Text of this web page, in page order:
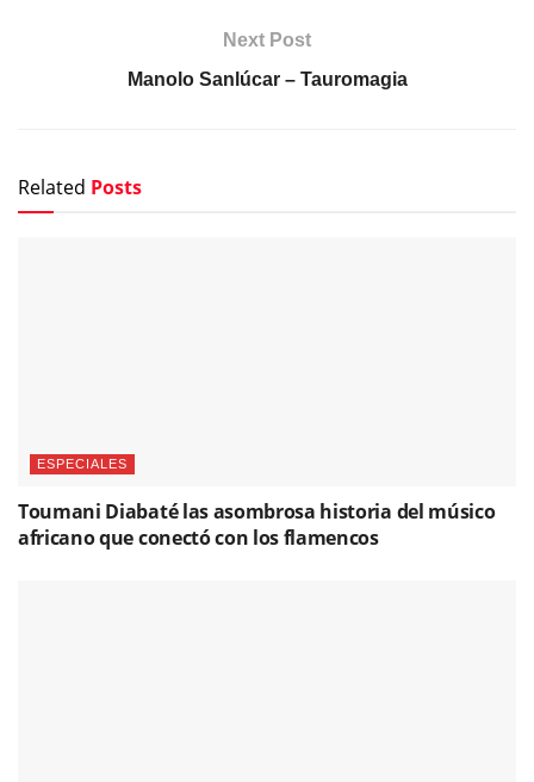
Next Post
Manolo Sanlúcar – Tauromagia
Related Posts
ESPECIALES
Toumani Diabaté las asombrosa historia del músico
africano que conectó con los flamencos